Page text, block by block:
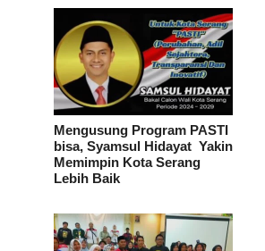
Mengusung Program PASTI
bisa, Syamsul Hidayat Yakin
Memimpin Kota Serang
Lebih Baik